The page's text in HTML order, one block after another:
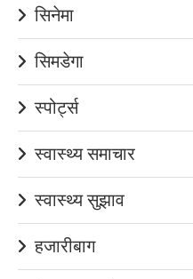
सिनेमा
सिमडेगा
स्पोर्ट्स
स्वास्थ्य समाचार
स्वास्थ्य सुझाव
हजारीबाग